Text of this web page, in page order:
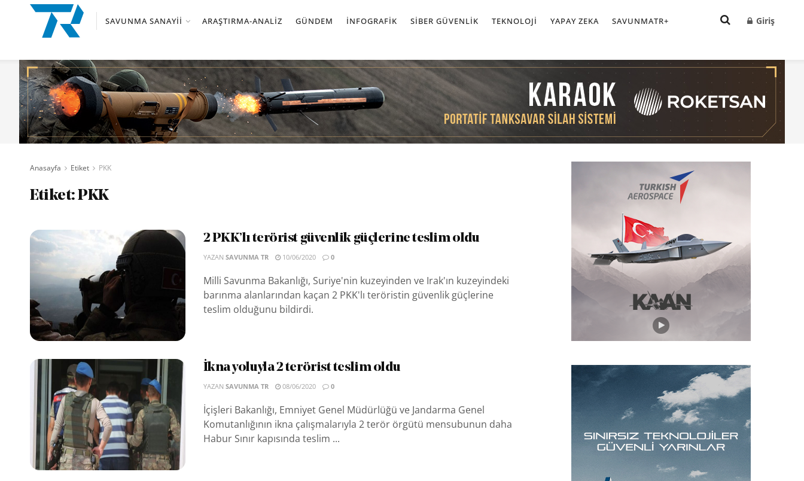
SAVUNMA SANAYII ARAŞTIRMA-ANALIZ GÜNDEM İNFOGRAFIK SIBER GÜVENLIK TEKNOLOJI YAPAY ZEKA SAVUNMATR+ Giriş
Anasayfa Etiket PKK
Etiket:PKK
2 PKK’lı terörist güvenlik güçlerine teslim oldu
YAZAN SAVUNMA TR 10/06/2020 0
Milli Savunma Bakanlığı, Suriye'nin kuzeyinden ve Irak'ın kuzeyindeki
barınma alanlarından kaçan 2 PKK'lı teröristin güvenlik güçlerine
teslim olduğunu bildirdi.
İkna yoluyla 2 terörist teslim oldu
YAZAN SAVUNMA TR 08/06/2020 0
İçişleri Bakanlığı, Emniyet Genel Müdürlüğü ve Jandarma Genel
Komutanlığının ikna çalışmalarıyla 2 terör örgütü mensubunun daha
Habur Sınır kapısında teslim ...